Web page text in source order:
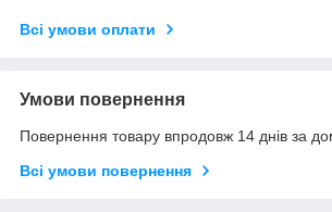
Всі умови оплати
Умови повернення
Повернення товару впродовж 14 днів за
Всі умови повернення